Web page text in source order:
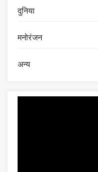
दुनिया
मनोरंजन
अन्य